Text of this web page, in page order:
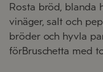
Rosta bröd, blanda
vinäger, salt och
bröder och hyvla
förBruschetta med